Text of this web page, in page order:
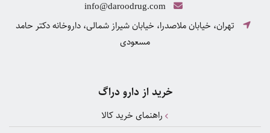
info@daroodrug.com
تهران، خیابان ملاصدرا، خیابان شیراز شمالی، داروخانه دکتر حامد
مسعودی
خرید از دارو دراگ
راهنمای خرید کالا